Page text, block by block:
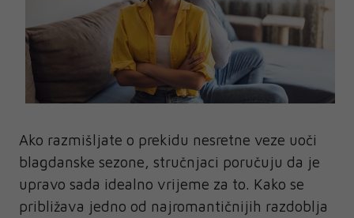
Ako razmišljate o prekidu nesretne veze uoči
blagdanske sezone, stručnjaci poručuju da je
upravo sada idealno vrijeme za to. Kako se
približava jedno od najromantičnijih razdoblja